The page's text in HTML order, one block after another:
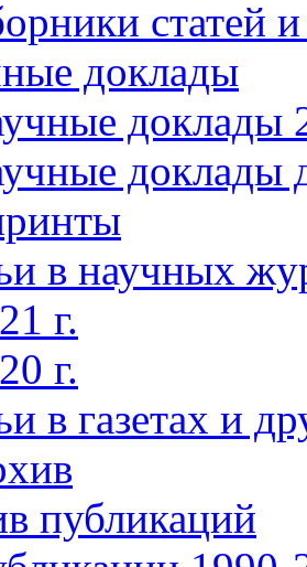
статей
доклады
доклады
доклады
в научных
г.
г.
в газетах и
публикаций